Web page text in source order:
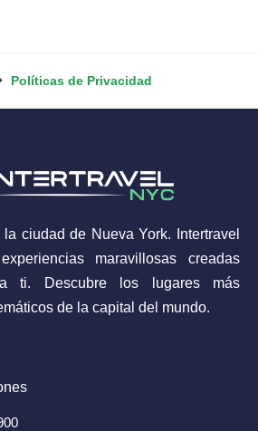
Políticas de Privacidad
ciudad de Nueva York. Intertravel
maravillosas creadas
ti. Descubre los lugares más
de la capital del mundo.